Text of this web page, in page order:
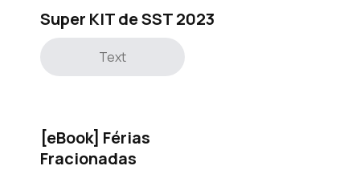
Super KIT de SST 2023
Text
[eBook] Férias
Fracionadas